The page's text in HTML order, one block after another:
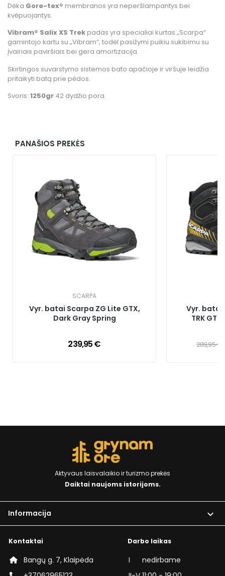
Dėka Gore-tex® membranos yra neperšlampantys bei
kvėpuojantys.
Vibram® SalixXS Trek padas yra specialiai kurtas „Scarpa“
gamintojo kartu su „Vibram“, todėl pasižymi puikiu sukibimu su
įvairiais paviršiais bei gera amortizacija.
Skirtingos suvarstymo sistemos bato apačioje ir viršuje leidžia
pritaikyti batą prie pėdos.
Svoris: 1250gr 42 dydžio pora.
PANAŠIOS PREKĖS
SCARPA
Vyr. batai Scarpa ZG Lite GTX,
Dark Gray Spring
239,95 €
Vyr. batai
TRK
289,95 €
Aktyvaus laisvalaikio ir turizmo prekės
Daiktai naujoms istorijoms.
Informacija 
Kontaktai
Bangų g. 7, Klaipėda
Darbo laikas
I
nedirbame